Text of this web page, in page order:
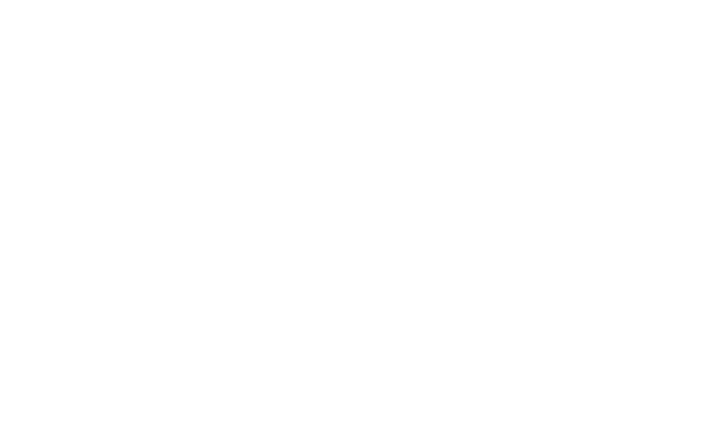
pokojů. V hotelu se nachází recepce otevřená 24 hodin denně (přihlášení je možné od 14:00 hodin, odhlášení do 12:00 hodin), lobby s
(za poplatek) a směnárna. O blaho hostů se starají 3 restaurace (klimatizované). Wi-Fi je hotelovým hostům k dispozici zdarma. Dále má
hostům nabízí ubytování bezbariérový výtah. Služba praní prádla, služba žehlení prádla a zdravotní služba jsou za poplatek.
obědy a večeře. Večeře pouze ve vybraných restauracích. Voda a koktejly v určitých hodinách. Nealkoholické nápoje (10:00 - 22:00 hod.),
občerstvení (15:00 - 16:00 hod.), půlnoční občerstvení (00:00 - 02:00 hod.), 1 jídlo v restauraci à-la-carte, internet zdarma a zdarma využití
vytížení/ dispozice). All inclusive Plus zahrnuje snídaně, obědy a večeře. Dále nabízíme nealkoholické nápoje (10:00 - 22:00 hod.), kávu
alkoholické nápoje (10:00 - 22:00 hod.) a půlnoční občerstvení (00:00 - 02:00 hod.). Pozdní snídaně, voda, pivo, víno, mezinárodní
hodinách.
fitness, kulečník (za poplatek), fotbal, aerobik, volejbal, šipky (případně za poplatek) a tenis (případně za poplatek, vzdálený cca 300 m).
za poplatek. Slunečná terasa případně za poplatek. Zábava pro dospělé: animační program s večerní show. O zábavu malých hostů se
- 12 let a miniklub pro děti od 4 - 12 let.
služby jsou závislé na ročním období a na místních klimatických podmínkách. Jazyky: angličtina. Kreditní karty: Visa Card.